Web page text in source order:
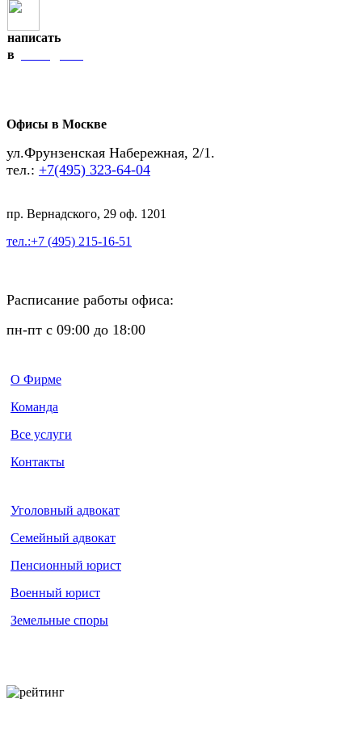
написать
в
Офисы в Москве
ул.Фрунзенская Набережная, 2/1.
тел.: +7(495) 323-64-04
пр. Вернадского, 29 оф. 1201
тел.:+7 (495) 215-16-51
Расписание работы офиса:
пн-пт с 09:00 до 18:00
О Фирме
Команда
Все услуги
Контакты
Уголовный адвокат
Семейный адвокат
Пенсионный юрист
Военный юрист
Земельные споры